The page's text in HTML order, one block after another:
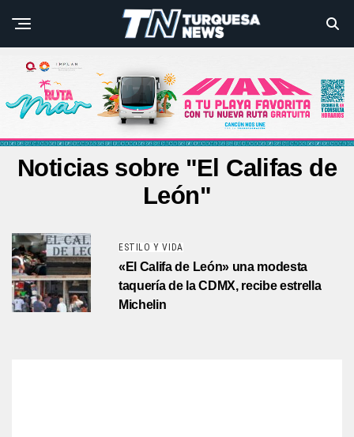
Noticias sobre "El Califas de
León"
ESTILO Y VIDA
«El Califa de León» una modesta
taquería de la CDMX, recibe estrella
Michelin